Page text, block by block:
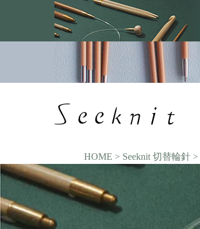
HOME Seeknit 切替輪針